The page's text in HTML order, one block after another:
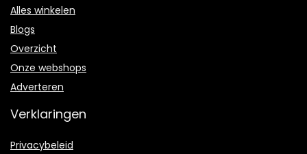
Alles winkelen
Blogs
Overzicht
Onze webshops
Adverteren
Verklaringen
Privacybeleid